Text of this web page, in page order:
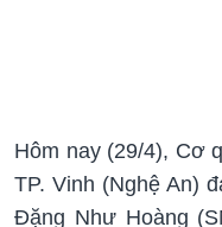
Hôm nay (29/4), Cơ
TP. Vinh (Nghệ An)
Đặng Như Hoàng